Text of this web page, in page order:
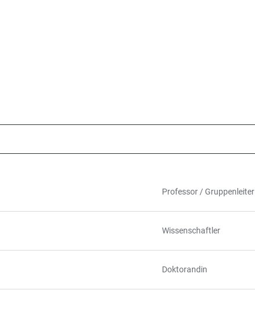
Professor / Gruppenleiter
Wissenschaftler
Doktorandin